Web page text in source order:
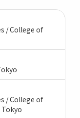
/ College of
/ College of